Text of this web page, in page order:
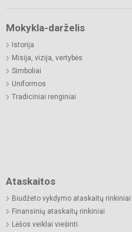
Mokykla-darželis
Istorija
Misija, vizija, vertybės
Simboliai
Uniformos
Tradiciniai renginiai
Ataskaitos
Biudžeto vykdymo ataskaitų rinkiniai
Finansinių ataskaitų rinkiniai
Lėšos veiklai viešinti